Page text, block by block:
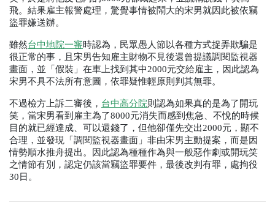
飛。結果雇主報警處理，驚覺事情被鬧大的宋男就因此被依竊
盜罪嫌送辦。
雖然台中地院一審時認為，民眾愚人節以各種方式捉弄欺騙是
很正常的事，且宋男告知雇主財物不見後還曾提議調閱監視器
畫面，並「假裝」在車上找到其中2000元交給雇主，因此認為
宋男不具不法所有意圖，依罪疑惟輕原則判其無罪。
不過檢方上訴二審後， 台中高分院則認為如果真的是為了開玩
笑，當宋男看到雇主為了8000元消失而感到焦急、不悅的時候
目的就已經達成、可以還錢了，但他卻僅先交出2000元，顯不
合理，並發現「調閱監視器畫面」非由宋男主動提案，而是因
情勢順水推舟提出。因此認為種種作為與一般惡作劇或開玩笑
之情節有別，認定仍該當竊盜罪要件，最後改判有罪，處拘役
30 日。